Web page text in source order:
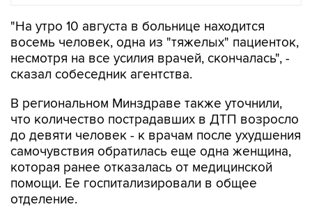
"На утро 10 августа в больнице находится
восемь человек, одна из "тяжелых" пациенток,
несмотря на все усилия врачей, скончалась", -
сказал собеседник агентства.
В региональном Минздраве также уточнили,
что количество пострадавших в ДТП возросло
до девяти человек - к врачам после ухудшения
самочувствия обратилась еще одна женщина,
которая ранее отказалась от медицинской
помощи. Ее госпитализировали в общее
отделение.